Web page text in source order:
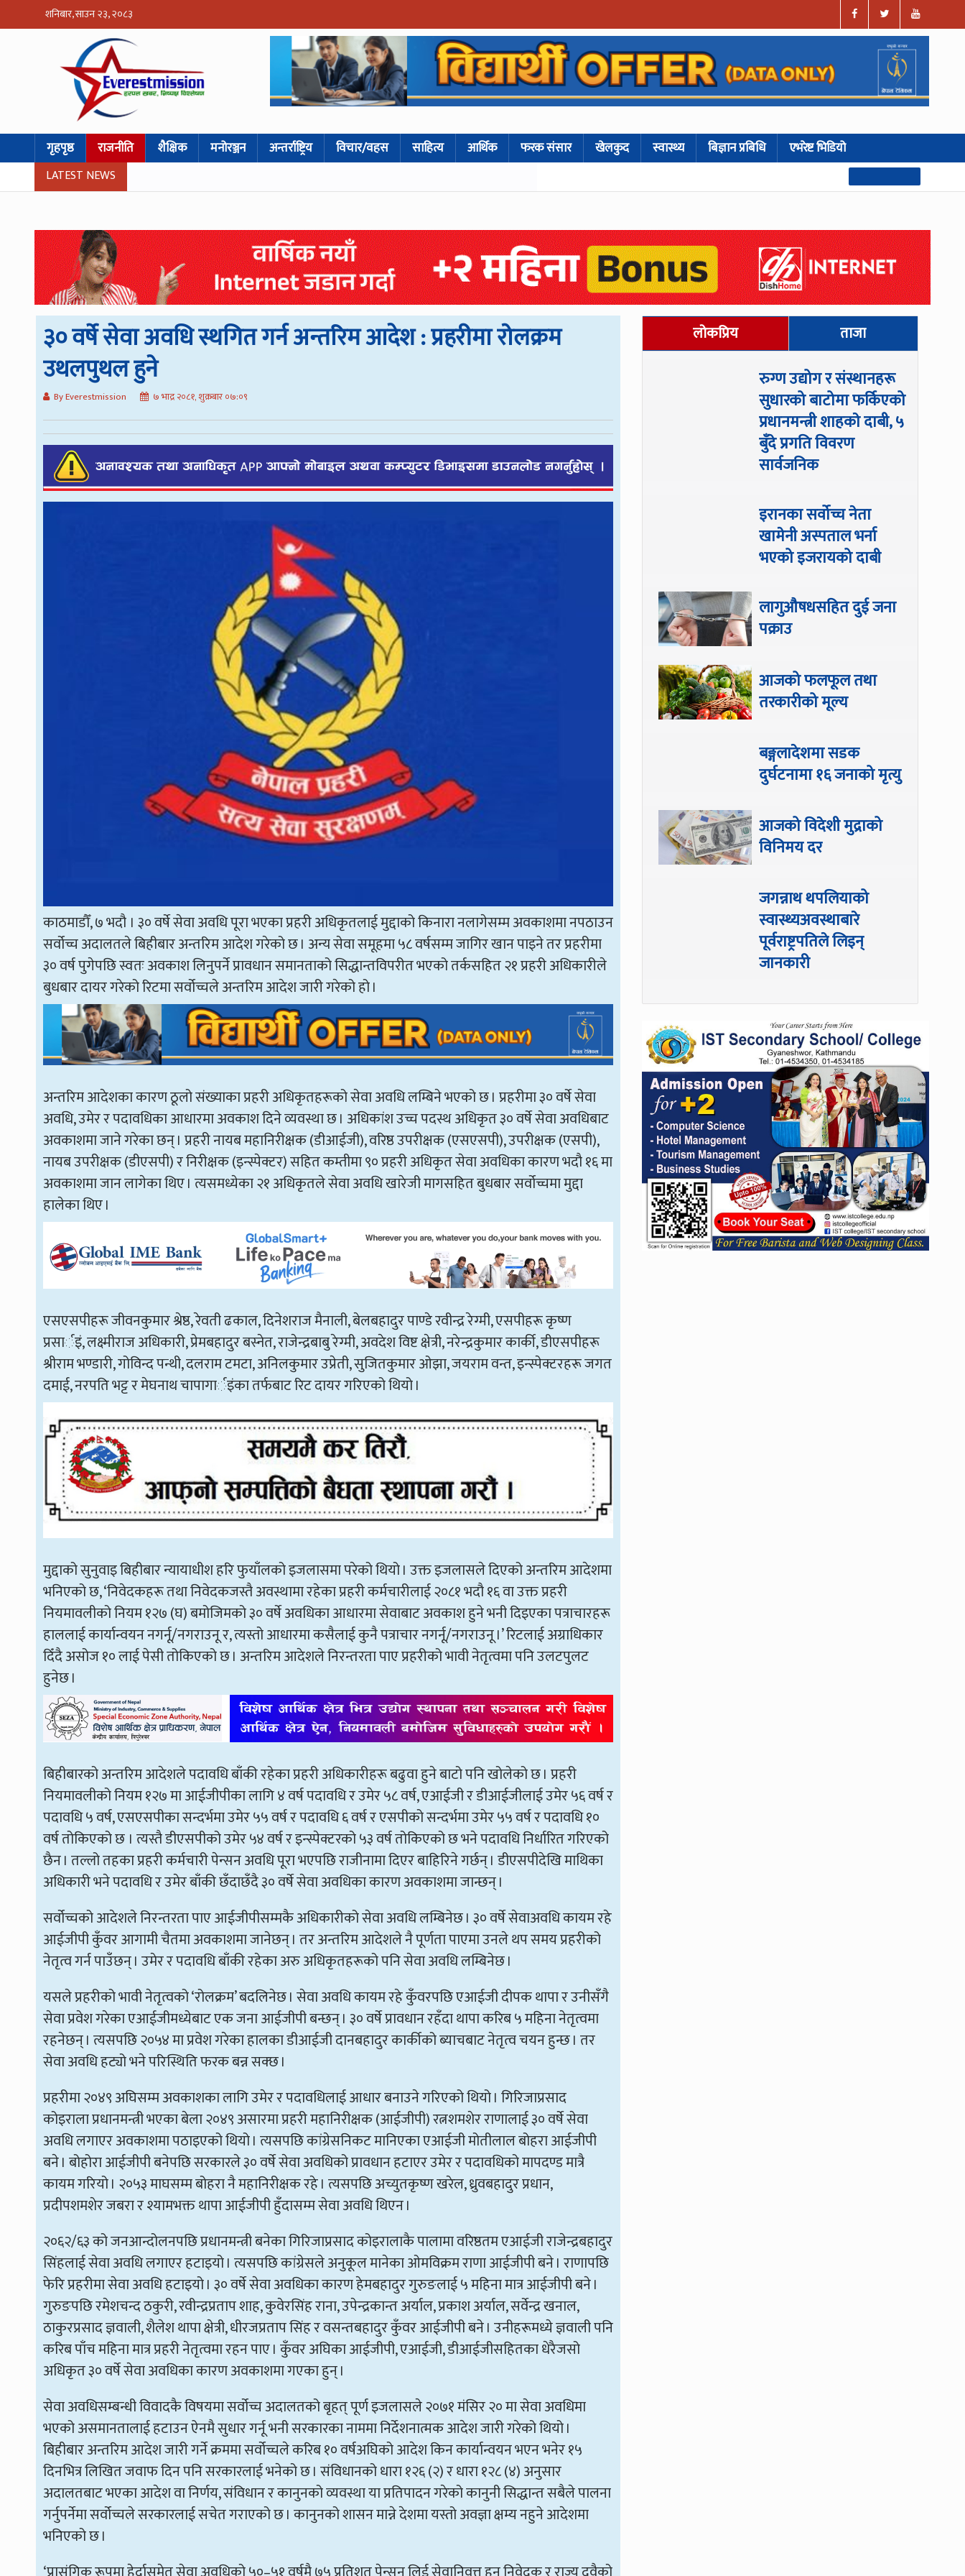
शनिबार, साउन २३, २०८३
गृहपृष्ठ राजनीति शैक्षिक मनोरञ्जन अन्तर्राष्ट्रिय विचार/वहस साहित्य आर्थिक फरक संसार खेलकुद स्वास्थ्य बिज्ञान प्रबिधि एभरेष्ट भिडियो
LATEST NEWS
३० वर्षे सेवा अवधि स्थगित गर्न अन्तरिम आदेश : प्रहरीमा रोलक्रम
उथलपुथल हुने
By Everestmission ७ भाद्र २०८१, शुक्रबार ०७:०९
काठमाडौँ, ७ भदौ । ३० वर्षे सेवा अवधि पूरा भएका प्रहरी अधिकृतलाई मुद्दाको किनारा नलागेसम्म अवकाशमा नपठाउन
सर्वोच्च अदालतले बिहीबार अन्तरिम आदेश गरेको छ । अन्य सेवा समूहमा ५८ वर्षसम्म जागिर खान पाइने तर प्रहरीमा
३० वर्ष पुगेपछि स्वतः अवकाश लिनुपर्ने प्रावधान समानताको सिद्धान्तविपरीत भएको तर्कसहित २१ प्रहरी अधिकारीले
बुधबार दायर गरेको रिटमा सर्वोच्चले अन्तरिम आदेश जारी गरेको हो ।
अन्तरिम आदेशका कारण ठूलो संख्याका प्रहरी अधिकृतहरूको सेवा अवधि लम्बिने भएको छ । प्रहरीमा ३० वर्षे सेवा
अवधि, उमेर र पदावधिका आधारमा अवकाश दिने व्यवस्था छ । अधिकांश उच्च पदस्थ अधिकृत ३० वर्षे सेवा अवधिबाट
अवकाशमा जाने गरेका छन् । प्रहरी नायब महानिरीक्षक (डीआईजी), वरिष्ठ उपरीक्षक (एसएसपी), उपरीक्षक (एसपी),
नायब उपरीक्षक (डीएसपी) र निरीक्षक (इन्स्पेक्टर) सहित कम्तीमा ९० प्रहरी अधिकृत सेवा अवधिका कारण भदौ १६ मा
अवकाशमा जान लागेका थिए । त्यसमध्येका २१ अधिकृतले सेवा अवधि खारेजी मागसहित बुधबार सर्वोच्चमा मुद्दा
हालेका थिए ।
एसएसपीहरू जीवनकुमार श्रेष्ठ, रेवती ढकाल, दिनेशराज मैनाली, बेलबहादुर पाण्डे रवीन्द्र रेग्मी, एसपीहरू कृष्ण
प्रसार्इं, लक्ष्मीराज अधिकारी, प्रेमबहादुर बस्नेत, राजेन्द्रबाबु रेग्मी, अवदेश विष्ट क्षेत्री, नरेन्द्रकुमार कार्की, डीएसपीहरू
श्रीराम भण्डारी, गोविन्द पन्थी, दलराम टमटा, अनिलकुमार उप्रेती, सुजितकुमार ओझा, जयराम वन्त, इन्स्पेक्टरहरू जगत
दमाई, नरपति भट्ट र मेघनाथ चापागार्इंका तर्फबाट रिट दायर गरिएको थियो ।
मुद्दाको सुनुवाइ बिहीबार न्यायाधीश हरि फुयाँलको इजलासमा परेको थियो । उक्त इजलासले दिएको अन्तरिम आदेशमा
भनिएको छ, ‘निवेदकहरू तथा निवेदकजस्तै अवस्थामा रहेका प्रहरी कर्मचारीलाई २०८१ भदौ १६ वा उक्त प्रहरी
नियमावलीको नियम १२७ (घ) बमोजिमको ३० वर्षे अवधिका आधारमा सेवाबाट अवकाश हुने भनी दिइएका पत्राचारहरू
हाललाई कार्यान्वयन नगर्नू/नगराउनू र, त्यस्तो आधारमा कसैलाई कुनै पत्राचार नगर्नू/नगराउनू ।’ रिटलाई अग्राधिकार
दिँदै असोज १० लाई पेसी तोकिएको छ । अन्तरिम आदेशले निरन्तरता पाए प्रहरीको भावी नेतृत्वमा पनि उलटपुलट
हुनेछ ।
बिहीबारको अन्तरिम आदेशले पदावधि बाँकी रहेका प्रहरी अधिकारीहरू बढुवा हुने बाटो पनि खोलेको छ । प्रहरी
नियमावलीको नियम १२७ मा आईजीपीका लागि ४ वर्ष पदावधि र उमेर ५८ वर्ष, एआईजी र डीआईजीलाई उमेर ५६ वर्ष र
पदावधि ५ वर्ष, एसएसपीका सन्दर्भमा उमेर ५५ वर्ष र पदावधि ६ वर्ष र एसपीको सन्दर्भमा उमेर ५५ वर्ष र पदावधि १०
वर्ष तोकिएको छ । त्यस्तै डीएसपीको उमेर ५४ वर्ष र इन्स्पेक्टरको ५३ वर्ष तोकिएको छ भने पदावधि निर्धारित गरिएको
छैन । तल्लो तहका प्रहरी कर्मचारी पेन्सन अवधि पूरा भएपछि राजीनामा दिएर बाहिरिने गर्छन् । डीएसपीदेखि माथिका
अधिकारी भने पदावधि र उमेर बाँकी छँदाछँदै ३० वर्षे सेवा अवधिका कारण अवकाशमा जान्छन् ।
सर्वोच्चको आदेशले निरन्तरता पाए आईजीपीसम्मकै अधिकारीको सेवा अवधि लम्बिनेछ । ३० वर्षे सेवाअवधि कायम रहे
आईजीपी कुँवर आगामी चैतमा अवकाशमा जानेछन् । तर अन्तरिम आदेशले नै पूर्णता पाएमा उनले थप समय प्रहरीको
नेतृत्व गर्न पाउँछन् । उमेर र पदावधि बाँकी रहेका अरु अधिकृतहरूको पनि सेवा अवधि लम्बिनेछ ।
यसले प्रहरीको भावी नेतृत्वको ‘रोलक्रम’ बदलिनेछ । सेवा अवधि कायम रहे कुँवरपछि एआईजी दीपक थापा र उनीसँगै
सेवा प्रवेश गरेका एआईजीमध्येबाट एक जना आईजीपी बन्छन् । ३० वर्षे प्रावधान रहँदा थापा करिब ५ महिना नेतृत्वमा
रहनेछन् । त्यसपछि २०५४ मा प्रवेश गरेका हालका डीआईजी दानबहादुर कार्कीको ब्याचबाट नेतृत्व चयन हुन्छ । तर
सेवा अवधि हट्यो भने परिस्थिति फरक बन्न सक्छ ।
प्रहरीमा २०४९ अघिसम्म अवकाशका लागि उमेर र पदावधिलाई आधार बनाउने गरिएको थियो । गिरिजाप्रसाद
कोइराला प्रधानमन्त्री भएका बेला २०४९ असारमा प्रहरी महानिरीक्षक (आईजीपी) रत्नशमशेर राणालाई ३० वर्षे सेवा
अवधि लगाएर अवकाशमा पठाइएको थियो । त्यसपछि कांग्रेसनिकट मानिएका एआईजी मोतीलाल बोहरा आईजीपी
बने । बोहोरा आईजीपी बनेपछि सरकारले ३० वर्षे सेवा अवधिको प्रावधान हटाएर उमेर र पदावधिको मापदण्ड मात्रै
कायम गरियो । २०५३ माघसम्म बोहरा नै महानिरीक्षक रहे । त्यसपछि अच्युतकृष्ण खरेल, ध्रुवबहादुर प्रधान,
प्रदीपशमशेर जबरा र श्यामभक्त थापा आईजीपी हुँदासम्म सेवा अवधि थिएन ।
२०६२/६३ को जनआन्दोलनपछि प्रधानमन्त्री बनेका गिरिजाप्रसाद कोइरालाकै पालामा वरिष्ठतम एआईजी राजेन्द्रबहादुर
सिंहलाई सेवा अवधि लगाएर हटाइयो । त्यसपछि कांग्रेसले अनुकूल मानेका ओमविक्रम राणा आईजीपी बने । राणापछि
फेरि प्रहरीमा सेवा अवधि हटाइयो । ३० वर्षे सेवा अवधिका कारण हेमबहादुर गुरुङलाई ५ महिना मात्र आईजीपी बने ।
गुरुङपछि रमेशचन्द ठकुरी, रवीन्द्रप्रताप शाह, कुवेरसिंह राना, उपेन्द्रकान्त अर्याल, प्रकाश अर्याल, सर्वेन्द्र खनाल,
ठाकुरप्रसाद ज्ञवाली, शैलेश थापा क्षेत्री, धीरजप्रताप सिंह र वसन्तबहादुर कुँवर आईजीपी बने । उनीहरूमध्ये ज्ञवाली पनि
करिब पाँच महिना मात्र प्रहरी नेतृत्वमा रहन पाए । कुँवर अघिका आईजीपी, एआईजी, डीआईजीसहितका धेरैजसो
अधिकृत ३० वर्षे सेवा अवधिका कारण अवकाशमा गएका हुन् ।
सेवा अवधिसम्बन्धी विवादकै विषयमा सर्वोच्च अदालतको बृहत् पूर्ण इजलासले २०७१ मंसिर २० मा सेवा अवधिमा
भएको असमानतालाई हटाउन ऐनमै सुधार गर्नू भनी सरकारका नाममा निर्देशनात्मक आदेश जारी गरेको थियो ।
बिहीबार अन्तरिम आदेश जारी गर्ने क्रममा सर्वोच्चले करिब १० वर्षअघिको आदेश किन कार्यान्वयन भएन भनेर १५
दिनभित्र लिखित जवाफ दिन पनि सरकारलाई भनेको छ । संविधानको धारा १२६ (२) र धारा १२८ (४) अनुसार
अदालतबाट भएका आदेश वा निर्णय, संविधान र कानुनको व्यवस्था या प्रतिपादन गरेको कानुनी सिद्धान्त सबैले पालना
गर्नुपर्नेमा सर्वोच्चले सरकारलाई सचेत गराएको छ । कानुनको शासन मान्ने देशमा यस्तो अवज्ञा क्षम्य नहुने आदेशमा
भनिएको छ ।
लोकप्रिय ताजा
रुग्ण उद्योग र संस्थानहरू
सुधारको बाटोमा फर्किएको
प्रधानमन्त्री शाहकाे दाबी, ५
बुँदे प्रगति विवरण
सार्वजनिक
इरानका सर्वोच्च नेता
खामेनी अस्पताल भर्ना
भएको इजरायको दाबी
लागुऔषधसहित दुई जना
पक्राउ
आजको फलफूल तथा
तरकारीको मूल्य
बङ्गलादेशमा सडक
दुर्घटनामा १६ जनाको मृत्यु
आजको विदेशी मुद्राको
विनिमय दर
जगन्नाथ थपलियाको
स्वास्थ्यअवस्थाबारे
पूर्वराष्ट्रपतिले लिइन्
जानकारी